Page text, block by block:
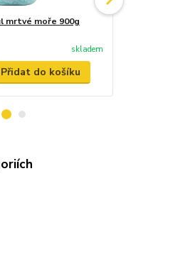
mrtvé moře 900g
skladem
Přidat do košíku